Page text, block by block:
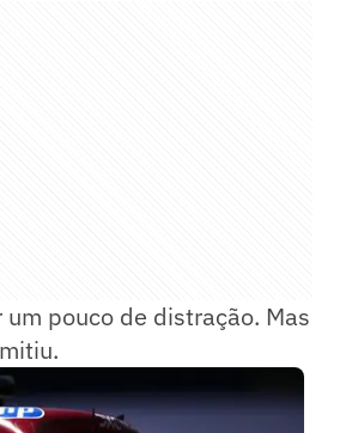
pouco de distração. Mas